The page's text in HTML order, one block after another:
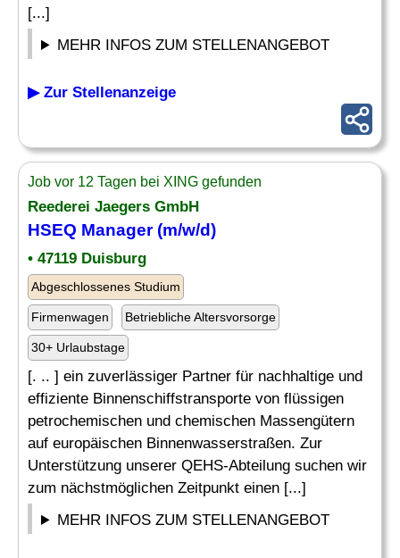
[...]
MEHR INFOS ZUM STELLENANGEBOT
▶ Zur Stellenanzeige
Job vor 12 Tagen bei XING gefunden
Reederei Jaegers GmbH
HSEQ Manager (m/w/d)
• 47119 Duisburg
Abgeschlossenes Studium
Firmenwagen Betriebliche Altersvorsorge
30+ Urlaubstage
[. .. ] ein zuverlässiger Partner für nachhaltige und
effiziente Binnenschiffstransporte von flüssigen
petrochemischen und chemischen Massengütern
auf europäischen Binnenwasserstraßen. Zur
Unterstützung unserer QEHS-Abteilung suchen wir
zum nächstmöglichen Zeitpunkt einen [...]
MEHR INFOS ZUM STELLENANGEBOT